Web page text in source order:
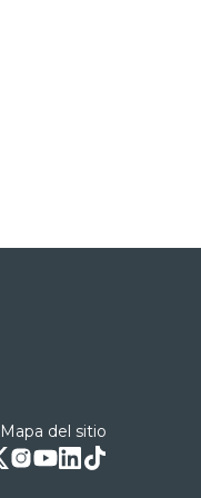
Mapa del sitio